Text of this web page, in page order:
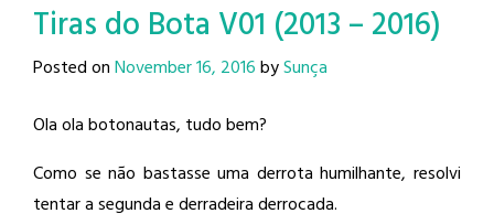
Tiras do Bota V01 (2013 – 2016)
Posted onNovember 16, 2016bySunça
Ola ola botonautas, tudo bem?
Como se não bastasse uma derrota humilhante, resolvi
tentar a segunda e derradeira derrocada.